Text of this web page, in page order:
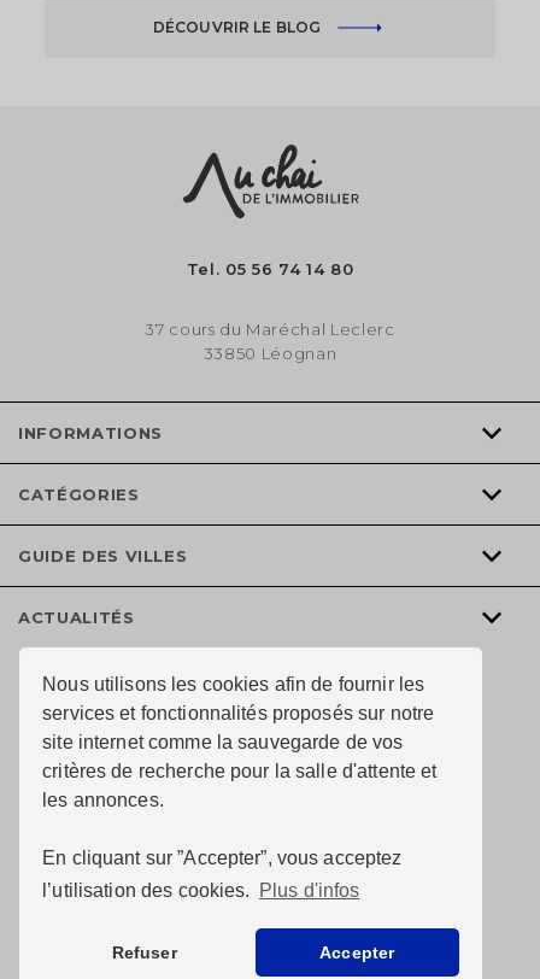
Nous utilisons les cookies afin de fournir les
services et fonctionnalités proposés sur notre
site internet comme la sauvegarde de vos
critères de recherche pour la salle d'attente et
les annonces.
En cliquant sur ”Accepter”, vous acceptez
l’utilisation des cookies.
Plus d'infos
Refuser Accepter
DÉCOUVRIR LE BLOG
Tel. 05 56 74 14 80
37 cours du Maréchal Leclerc
33850 Léognan
INFORMATIONS
CATÉGORIES
GUIDE DES VILLES
ACTUALITÉS
Conception du site :